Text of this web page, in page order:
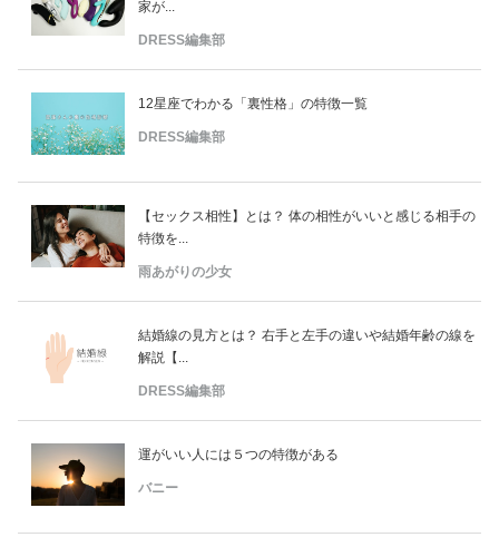
家が...
DRESS編集部
12星座でわかる「裏性格」の特徴一覧
DRESS編集部
【セックス相性】とは？ 体の相性がいいと感じる相手の
特徴を...
雨あがりの少女
結婚線の見方とは？ 右手と左手の違いや結婚年齢の線を
解説【...
DRESS編集部
運がいい人には５つの特徴がある
バニー